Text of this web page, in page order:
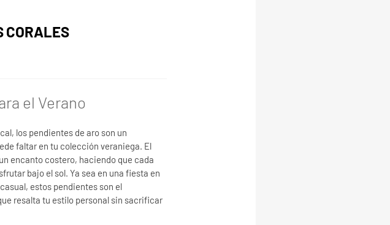
CORALES
el Verano
los pendientes de aro son un
faltar en tu colección veraniega. El
encanto costero, haciendo que cada
bajo el sol. Ya sea en una fiesta en
estos pendientes son el
resalta tu estilo personal sin sacrificar